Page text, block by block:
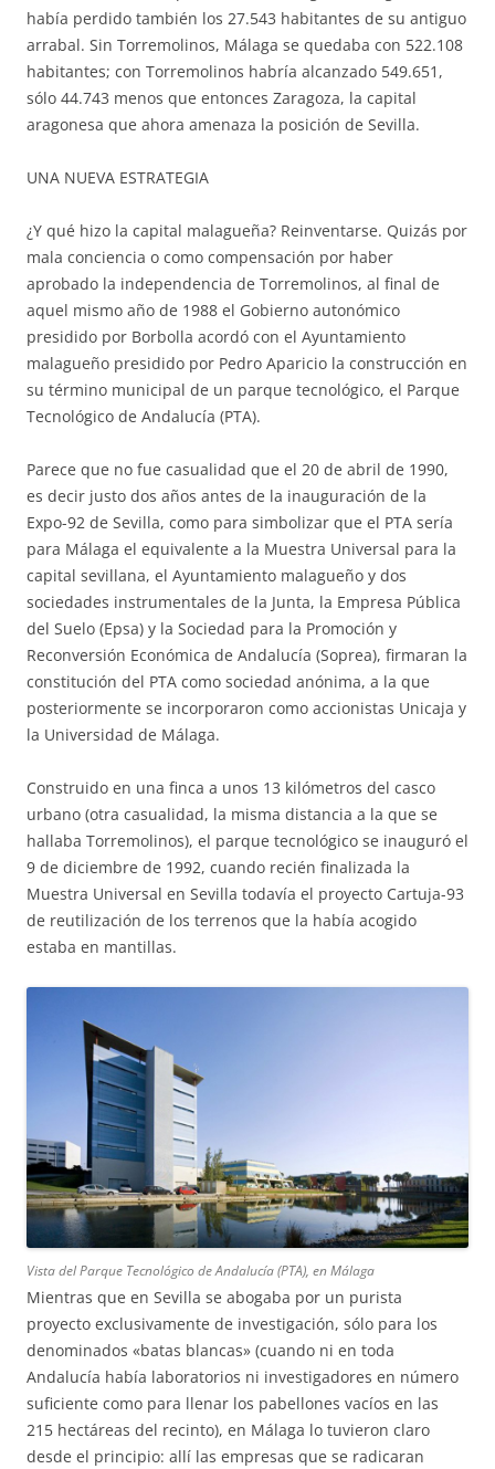
había perdido también los 27.543 habitantes de su antiguo
arrabal. Sin Torremolinos, Málaga se quedaba con 522.108
habitantes; con Torremolinos habría alcanzado 549.651,
sólo 44.743 menos que entonces Zaragoza, la capital
aragonesa que ahora amenaza la posición de Sevilla.
UNA NUEVA ESTRATEGIA
¿Y qué hizo la capital malagueña? Reinventarse. Quizás por
mala conciencia o como compensación por haber
aprobado la independencia de Torremolinos, al final de
aquel mismo año de 1988 el Gobierno autonómico
presidido por Borbolla acordó con el Ayuntamiento
malagueño presidido por Pedro Aparicio la construcción en
su término municipal de un parque tecnológico, el Parque
Tecnológico de Andalucía (PTA).
Parece que no fue casualidad que el 20 de abril de 1990,
es decir justo dos años antes de la inauguración de la
Expo-92 de Sevilla, como para simbolizar que el PTA sería
para Málaga el equivalente a la Muestra Universal para la
capital sevillana, el Ayuntamiento malagueño y dos
sociedades instrumentales de la Junta, la Empresa Pública
del Suelo (Epsa) y la Sociedad para la Promoción y
Reconversión Económica de Andalucía (Soprea), firmaran la
constitución del PTA como sociedad anónima, a la que
posteriormente se incorporaron como accionistas Unicaja y
la Universidad de Málaga.
Construido en una finca a unos 13 kilómetros del casco
urbano (otra casualidad, la misma distancia a la que se
hallaba Torremolinos), el parque tecnológico se inauguró el
9 de diciembre de 1992, cuando recién finalizada la
Muestra Universal en Sevilla todavía el proyecto Cartuja-93
de reutilización de los terrenos que la había acogido
estaba en mantillas.
Vista del Parque Tecnológico de Andalucía (PTA), en Málaga
Mientras que en Sevilla se abogaba por un purista
proyecto exclusivamente de investigación, sólo para los
denominados «batas blancas» (cuando ni en toda
Andalucía había laboratorios ni investigadores en número
suficiente como para llenar los pabellones vacíos en las
215 hectáreas del recinto), en Málaga lo tuvieron claro
desde el principio: allí las empresas que se radicaran